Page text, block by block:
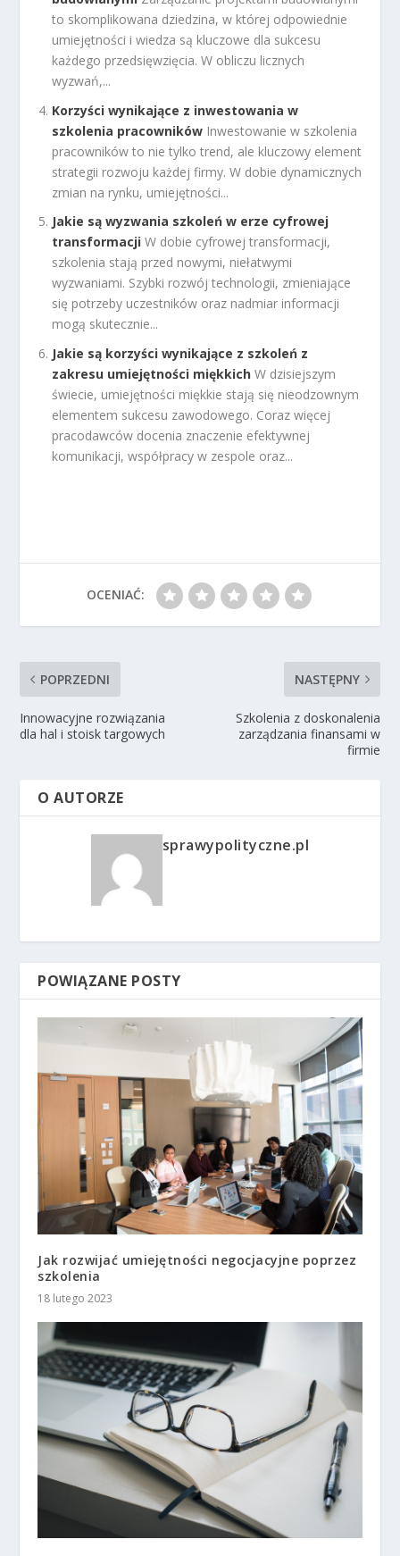
to skomplikowana dziedzina, w której odpowiednie
umiejętności i wiedza są kluczowe dla sukcesu
każdego przedsięwzięcia. W obliczu licznych
wyzwań,...
Korzyści wynikające z inwestowania w
szkolenia pracowników Inwestowanie w szkolenia
pracowników to nie tylko trend, ale kluczowy element
strategii rozwoju każdej firmy. W dobie dynamicznych
zmian na rynku, umiejętności...
Jakie są wyzwania szkoleń w erze cyfrowej
transformacji W dobie cyfrowej transformacji,
szkolenia stają przed nowymi, niełatwymi
wyzwaniami. Szybki rozwój technologii, zmieniające
się potrzeby uczestników oraz nadmiar informacji
mogą skutecznie...
Jakie są korzyści wynikające z szkoleń z
zakresu umiejętności miękkich W dzisiejszym
świecie, umiejętności miękkie stają się nieodzownym
elementem sukcesu zawodowego. Coraz więcej
pracodawców docenia znaczenie efektywnej
komunikacji, współpracy w zespole oraz...
OCENIAĆ:
POPRZEDNI
Innowacyjne rozwiązania
dla hal i stoisk targowych
NASTĘPNY
Szkolenia z doskonalenia
zarządzania finansami w
firmie
O AUTORZE
sprawypolityczne.pl
POWIĄZANE POSTY
Jak rozwijać umiejętności negocjacyjne poprzez
szkolenia
18 lutego 2023